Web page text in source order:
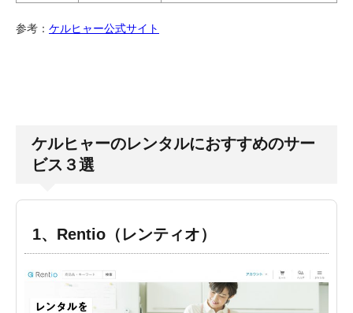
参考： ケルヒャー公式サイト
ケルヒャーのレンタルにおすすめのサー
ビス３選
1、Rentio（レンティオ）